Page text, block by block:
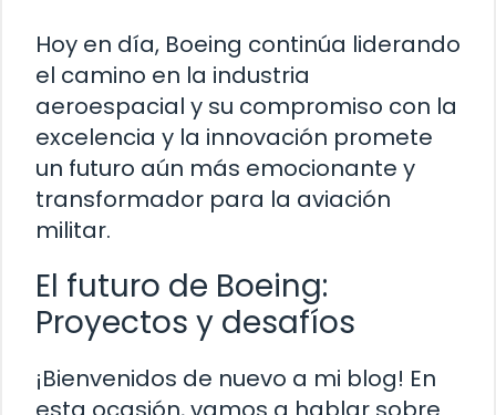
Hoy en día, Boeing continúa liderando
el camino en la industria
aeroespacial y su compromiso con la
excelencia y la innovación promete
un futuro aún más emocionante y
transformador para la aviación
militar.
El futuro de Boeing:
Proyectos y desafíos
¡Bienvenidos de nuevo a mi blog! En